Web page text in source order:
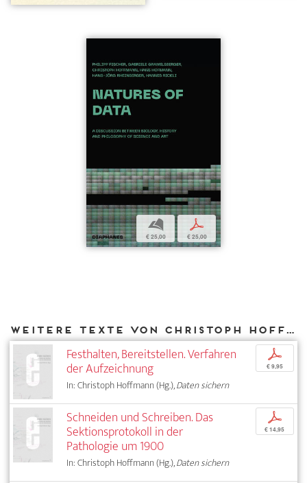
b
€ 25,00
p
€ 25,00
Weitere Texte von Christoph Hoffmann bei DIAPHANES
Festhalten, Bereitstellen. Verfahren
der Aufzeichnung
In: Christoph Hoffmann (Hg.),Daten sichern
p
€ 9,95
Schneiden und Schreiben. Das
Sektionsprotokoll in der
Pathologie um 1900
In: Christoph Hoffmann (Hg.),Daten sichern
p
€ 14,95